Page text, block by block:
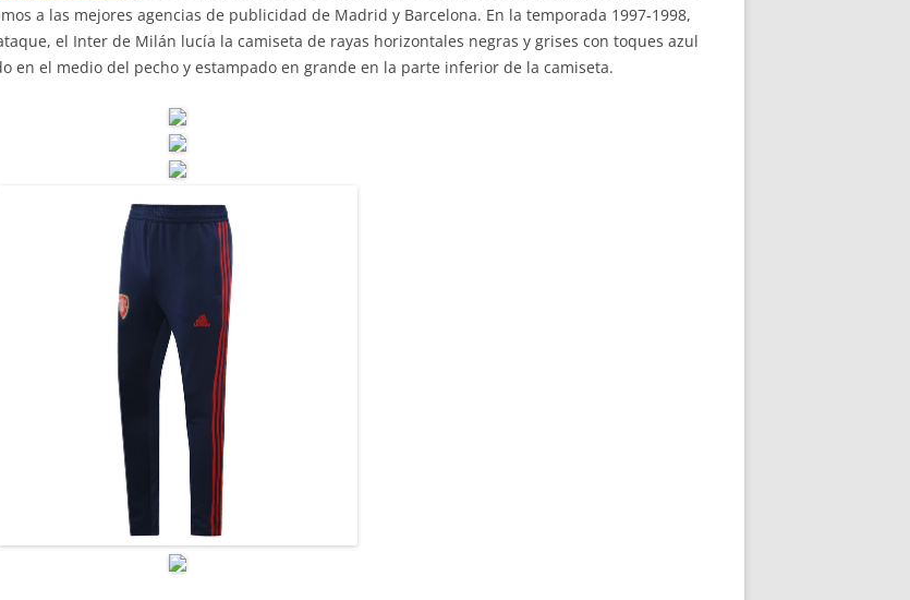
a las mejores agencias de publicidad de Madrid y Barcelona. En la temporada 1997-1998,
el Inter de Milán lucía la camiseta de rayas horizontales negras y grises con toques azul
en el medio del pecho y estampado en grande en la parte inferior de la camiseta.